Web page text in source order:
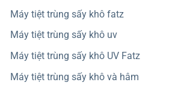
Máy tiệt trùng sấy khô fatz
Máy tiệt trùng sấy khô uv
Máy tiệt trùng sấy khô UV Fatz
Máy tiệt trùng sấy khô và hâm